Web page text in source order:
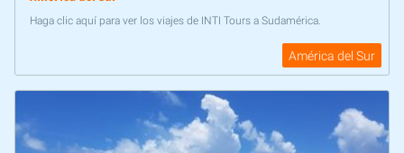
Haga clic aquí para ver los viajes de INTI Tours a Sudamérica.
América del Sur